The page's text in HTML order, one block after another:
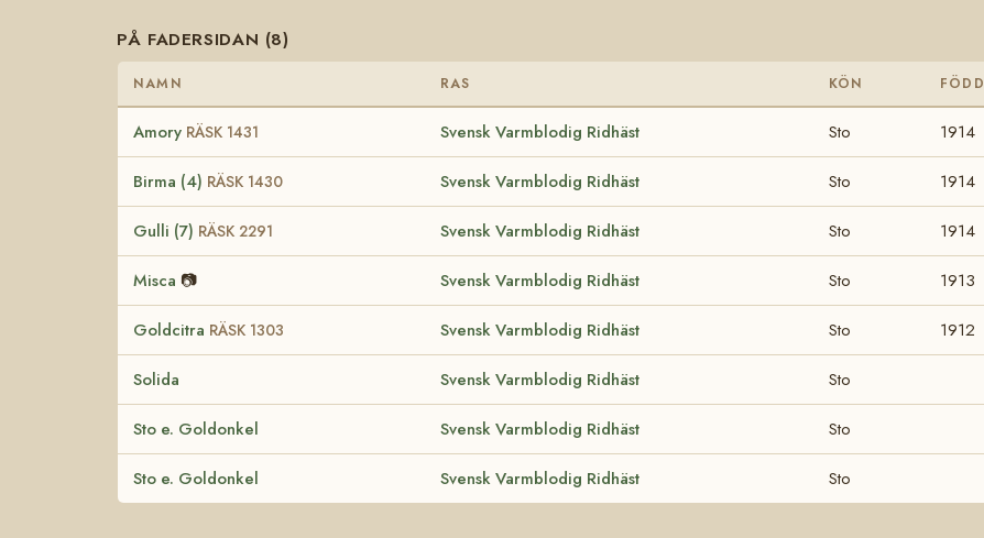
PÅ FADERSIDAN (8)
NAMN RAS KÖN FÖDD
Amory RÄSK 1431 Svensk Varmblodig Ridhäst Sto 1914
Birma (4) RÄSK 1430 Svensk Varmblodig Ridhäst Sto 1914
Gulli (7) RÄSK 2291 Svensk Varmblodig Ridhäst Sto 1914
Misca 📷 Svensk Varmblodig Ridhäst Sto 1913
Goldcitra RÄSK 1303 Svensk Varmblodig Ridhäst Sto 1912
Solida Svensk Varmblodig Ridhäst Sto
Sto e. Goldonkel Svensk Varmblodig Ridhäst Sto
Sto e. Goldonkel Svensk Varmblodig Ridhäst Sto